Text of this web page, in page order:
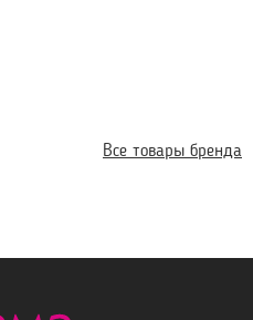
Все товары бренда